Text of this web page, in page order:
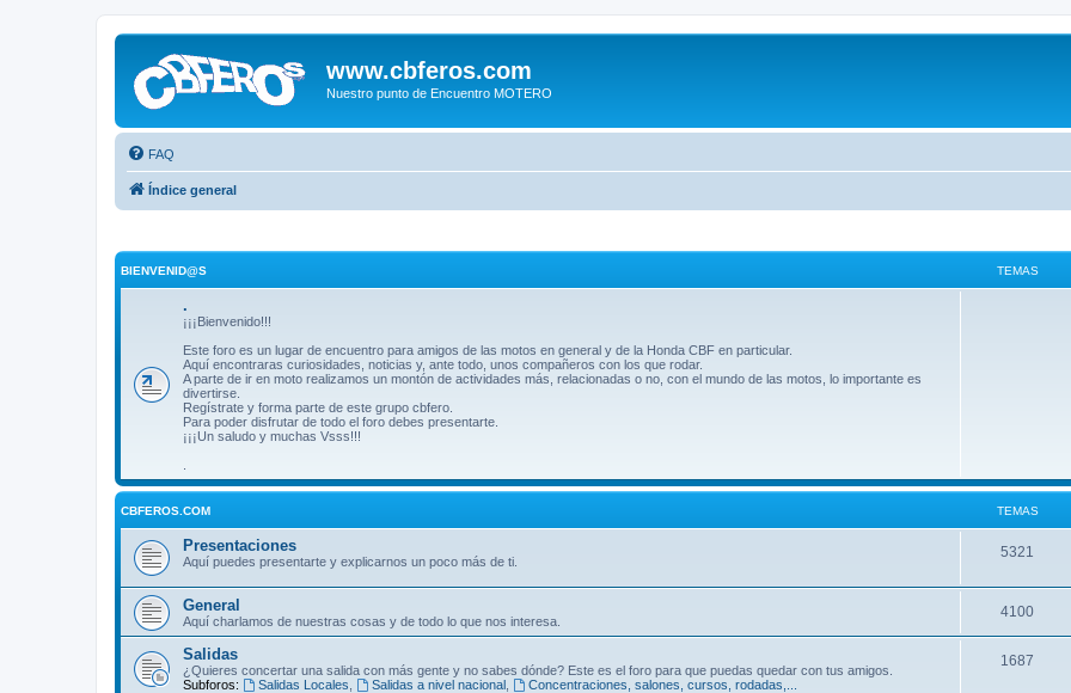
www.cbferos.com
Nuestro punto de Encuentro MOTERO
FAQ
Índice general
BIENVENID@S TEMAS
.
¡¡¡Bienvenido!!!
Este foro es un lugar de encuentro para amigos de las motos en general y de la Honda CBF en particular.
Aquí encontraras curiosidades, noticias y, ante todo, unos compañeros con los que rodar.
A parte de ir en moto realizamos un montón de actividades más, relacionadas o no, con el mundo de las motos, lo importante es
divertirse.
Regístrate y forma parte de este grupo cbfero.
Para poder disfrutar de todo el foro debes presentarte.
¡¡¡Un saludo y muchas Vsss!!!
CBFEROS.COM TEMAS
Presentaciones
Aquí puedes presentarte y explicarnos un poco más de ti.
5321
General
Aquí charlamos de nuestras cosas y de todo lo que nos interesa.
4100
Salidas
¿Quieres concertar una salida con más gente y no sabes dónde? Este es el foro para que puedas quedar con tus amigos.
Subforos:
Salidas Locales Salidas a nivel nacional, Concentraciones, salones, cursos, rodadas,...
1687